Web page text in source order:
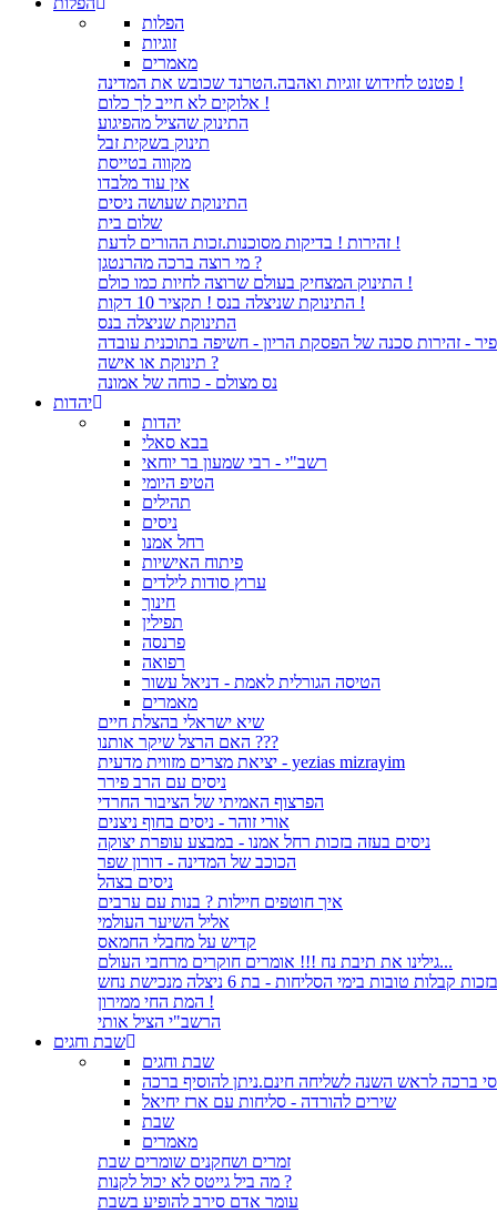
הפלות
זוגיות
מאמרים
פטנט לחידוש זוגיות ואהבה.הטרנד שכובש את המדינה !
אלוקים לא חייב לך כלום !
התינוק שהציל מהפיגוע
תינוק בשקית זבל
מקווה בטייסת
אין עוד מלבדו
התינוקת שעושה ניסים
שלום בית
זהירות ! בדיקות מסוכנות.זכות ההורים לדעת !
מי רוצה ברכה מהרנטגן ?
התינוק המצחיק בעולם שרוצה לחיות כמו כולם !
התינוקת שניצלה בנס ! תקציר 10 דקות !
התינוקת שניצלה בנס
- זהירות סכנה של הפסקת הריון - חשיפה בתוכנית עובדה
תינוקת או אישה ?
נס מצולם - כוחה של אמונה
יהדות
יהדות
בבא סאלי
רשב"י - רבי שמעון בר יוחאי
הטיפ היומי
תהילים
ניסים
רחל אמנו
פיתוח האישיות
ערוץ סודות לילדים
חינוך
תפילין
פרנסה
רפואה
הטיסה הגורלית לאמת - דניאל עשור
מאמרים
שיא ישראלי בהצלת חיים
האם הרצל שיקר אותנו ???
יציאת מצרים מזווית מדעית - yezias mizrayim
ניסים עם הרב פירר
הפרצוף האמיתי של הציבור החרדי
אורי זוהר - ניסים בחוף ניצנים
ניסים בעזה בזכות רחל אמנו - במבצע עופרת יצוקה
הכוכב של המדינה - דורון שפר
ניסים בצהל
איך חוטפים חיילות ? בנות עם ערבים
אליל השיער העולמי
קדיש על מחבלי החמאס
גילינו את תיבת נח !!! אומרים חוקרים מרחבי העולם...
בזכות קבלות טובות בימי הסליחות - בת 6 ניצלה מנכישת נחש
המת החי ממירון !
הרשב"י הציל אותי
שבת וחגים
שבת וחגים
ברכה לראש השנה לשליחה חינם.ניתן להוסיף ברכה
שירים להורדה - סליחות עם ארז יחיאל
שבת
מאמרים
זמרים ושחקנים שומרים שבת
מה ביל גייטס לא יכול לקנות ?
עומר אדם סירב להופיע בשבת